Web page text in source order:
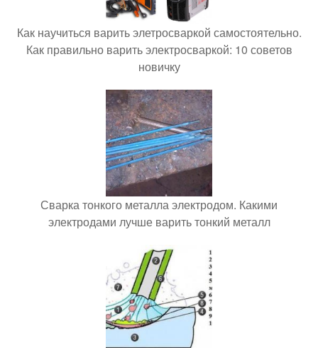
Как научиться варить элетросваркой самостоятельно.
Как правильно варить электросваркой: 10 советов
новичку
Сварка тонкого металла электродом. Какими
электродами лучше варить тонкий металл